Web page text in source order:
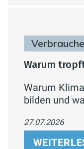
Warum
Warum
bilden und
27.07.2026